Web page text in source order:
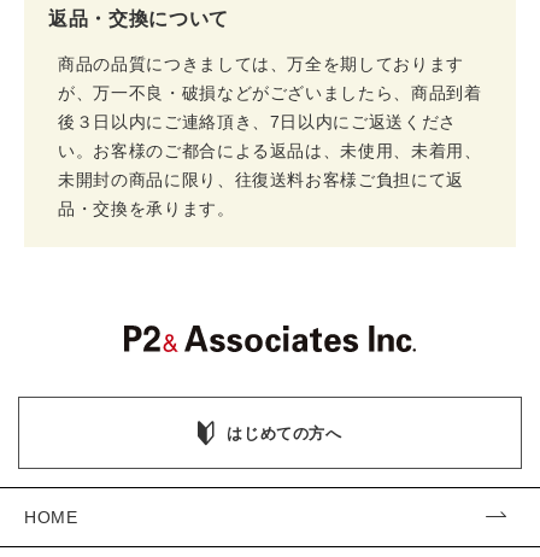
返品・交換について
商品の品質につきましては、万全を期しております
が、万一不良・破損などがございましたら、商品到着
後３日以内にご連絡頂き、7日以内にご返送くださ
い。お客様のご都合による返品は、未使用、未着用、
未開封の商品に限り、往復送料お客様ご負担にて返
品・交換を承ります。
はじめての方へ
HOME